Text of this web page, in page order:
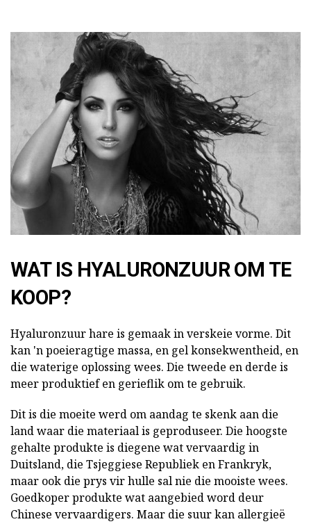
WAT IS HYALURONZUUR OM TE
KOOP?
Hyaluronzuur hare is gemaak in verskeie vorme. Dit
kan 'n poeieragtige massa, en gel konsekwentheid, en
die waterige oplossing wees. Die tweede en derde is
meer produktief en gerieflik om te gebruik.
Dit is die moeite werd om aandag te skenk aan die
land waar die materiaal is geproduseer. Die hoogste
gehalte produkte is diegene wat vervaardig in
Duitsland, die Tsjeggiese Republiek en Frankryk,
maar ook die prys vir hulle sal nie die mooiste wees.
Goedkoper produkte wat aangebied word deur
Chinese vervaardigers. Maar die suur kan allergieë